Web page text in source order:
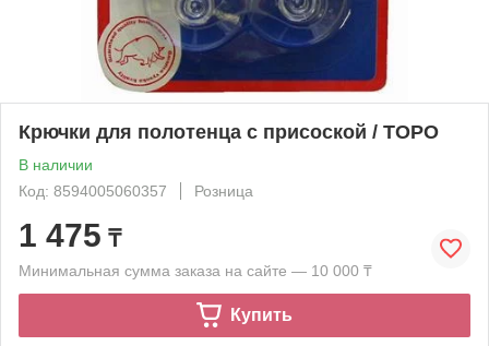
Крючки для полотенца с присоской / ТОРО
В наличии
Код: 8594005060357
Розница
1 475 ₸
Минимальная сумма заказа на сайте — 10 000 ₸
Купить